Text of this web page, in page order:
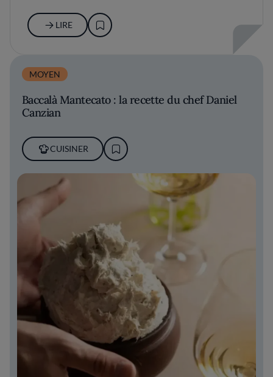
LIRE
MOYEN
Baccalà Mantecato : la recette du chef Daniel
Canzian
CUISINER